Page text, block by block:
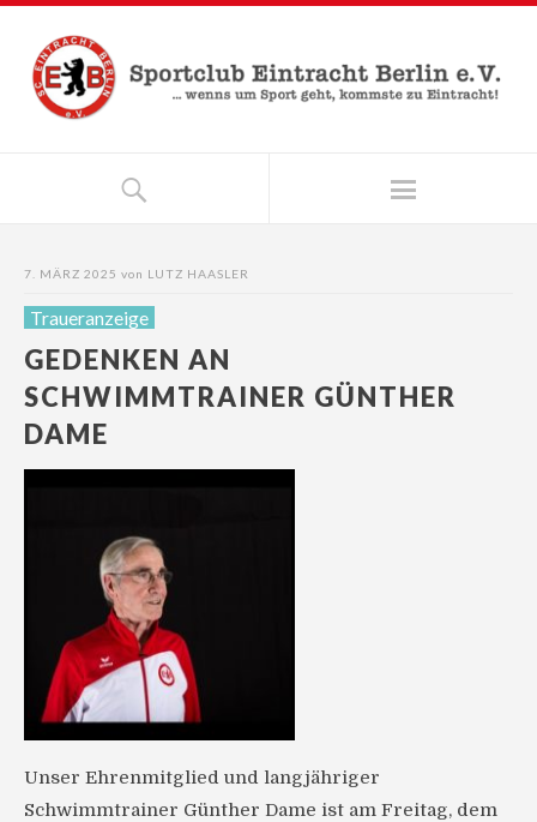
7. MÄRZ 2025 von LUTZ HAASLER
Traueranzeige
GEDENKEN AN
SCHWIMMTRAINER GÜNTHER
DAME
Unser Ehrenmitglied und langjähriger
Schwimmtrainer Günther Dame ist am Freitag, dem